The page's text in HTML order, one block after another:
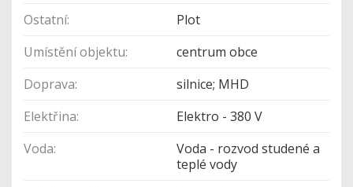
Ostatní:
Plot
Umístění objektu:
centrum obce
Doprava:
silnice; MHD
Elektřina:
Elektro - 380 V
Voda:
Voda - rozvod studené a
teplé vody